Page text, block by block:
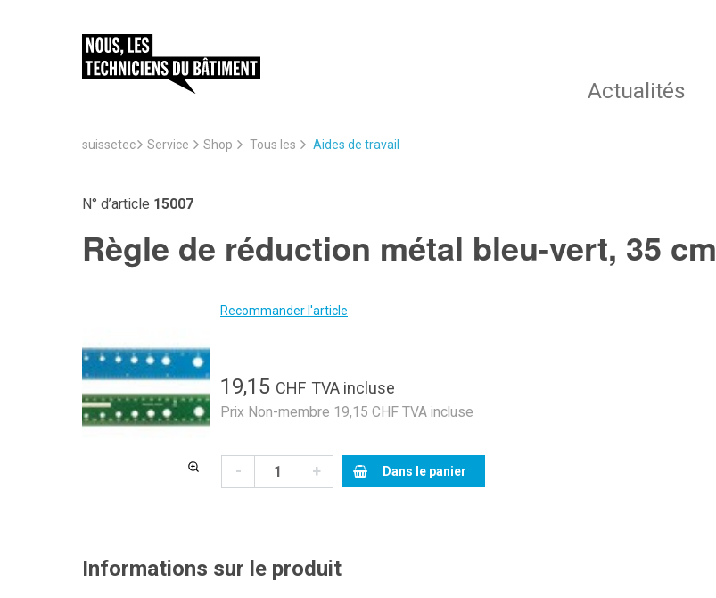
Actualités
suissetec Service Shop Tous les Aides de travail
N° d’article 15007
Règle de réduction métal bleu-vert, 35 cm
Recommander l'article
19,15 CHF TVA incluse
Prix Non-membre 19,15 CHF TVA incluse
- + Dans le panier
Informations sur le produit